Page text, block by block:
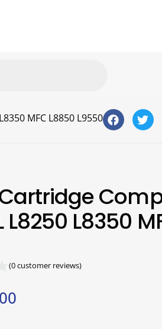
MFC L8850 L9550
L8250 L8350
(0customer reviews)